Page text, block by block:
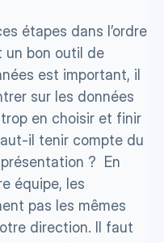
étapes dans l’ordre
un bon outil de
est important, il
sur les données
en choisir et finir
il tenir compte du
?  En
équipe, les
pas les mêmes
direction. Il faut